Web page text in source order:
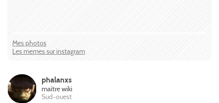
Mes photos
Les memes sur instagram
phalanxs
maître wiki
Sud-ouest